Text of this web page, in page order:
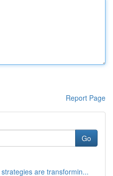
Report Page
Go
are transformin...